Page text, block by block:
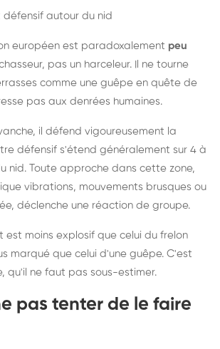
autour du nid
européen est paradoxalement peu
pas un harceleur. Il ne tourne
comme une guêpe en quête de
pas aux denrées humaines.
il défend vigoureusement la
défensif s'étend généralement sur 4 à
nid. Toute approche dans cette zone,
vibrations, mouvements brusques ou
déclenche une réaction de groupe.
est moins explosif que celui du frelon
marqué que celui d'une guêpe. C'est
qu'il ne faut pas sous-estimer.
pas tenter de le faire